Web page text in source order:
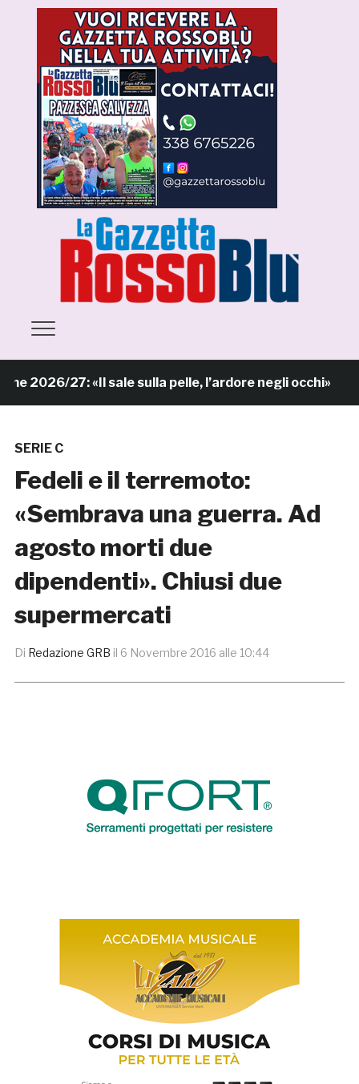
2026/27: «Il sale sulla pelle, l’ardore negli occhi»
SERIE C
Fedeli e il terremoto:
«Sembrava una guerra. Ad
agosto morti due
dipendenti». Chiusi due
supermercati
Di Redazione GRB il 6 Novembre 2016 alle 10:44